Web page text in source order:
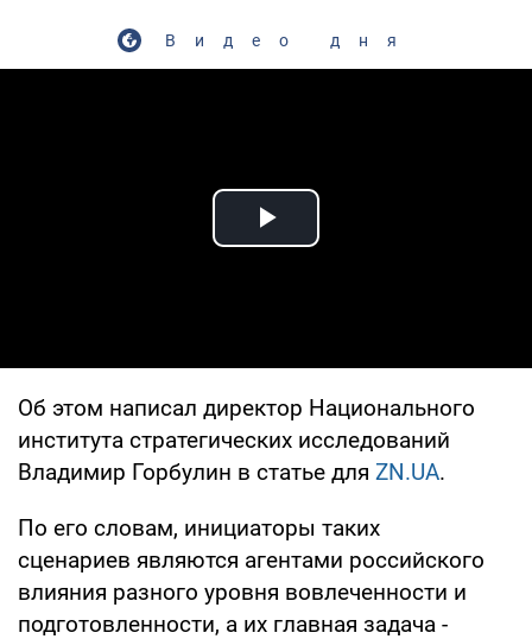
Видео дня
Play Video
Об этом написал директор Национального
института стратегических исследований
Владимир Горбулин в статье для ZN.UA.
По его словам, инициаторы таких
сценариев являются агентами российского
влияния разного уровня вовлеченности и
подготовленности, а их главная задача -